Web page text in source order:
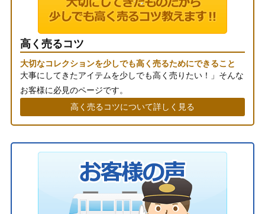
高く売るコツ
大切なコレクションを少しでも高く売るためにできること
大事にしてきたアイテムを少しでも高く売りたい！」そんな
お客様に必見のページです。
高く売るコツについて詳しく見る